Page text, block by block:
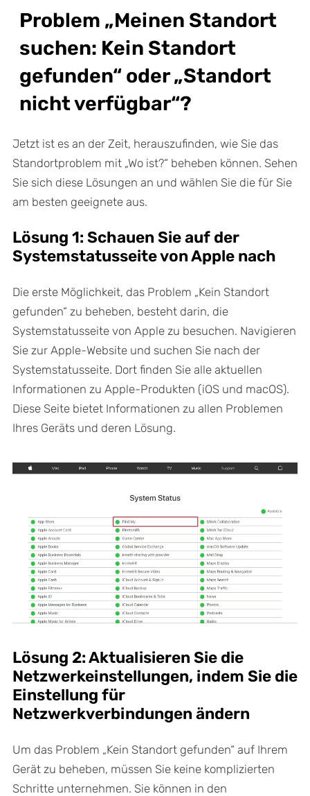
Problem „Meinen Standort
suchen: Kein Standort
gefunden“ oder „Standort
nicht verfügbar“?
Jetzt ist es an der Zeit, herauszufinden, wie Sie das
Standortproblem mit „Wo ist?“ beheben können. Sehen
Sie sich diese Lösungen an und wählen Sie die für Sie
am besten geeignete aus.
Lösung 1: Schauen Sie auf der
Systemstatusseite von Apple nach
Die erste Möglichkeit, das Problem „Kein Standort
gefunden“ zu beheben, besteht darin, die
Systemstatusseite von Apple zu besuchen. Navigieren
Sie zur Apple-Website und suchen Sie nach der
Systemstatusseite. Dort finden Sie alle aktuellen
Informationen zu Apple-Produkten (iOS und macOS).
Diese Seite bietet Informationen zu allen Problemen
Ihres Geräts und deren Lösung.
Lösung 2: Aktualisieren Sie die
Netzwerkeinstellungen, indem Sie die
Einstellung für
Netzwerkverbindungen ändern
Um das Problem „Kein Standort gefunden“ auf Ihrem
Gerät zu beheben, müssen Sie keine komplizierten
Schritte unternehmen. Sie können in den